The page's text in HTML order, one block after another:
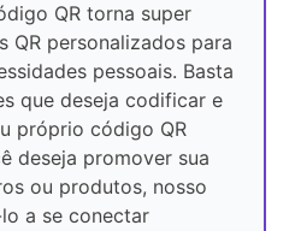
QR torna super
QR personalizados para
pessoais. Basta
que deseja codificar e
próprio código QR
deseja promover sua
ou produtos, nosso
a se conectar